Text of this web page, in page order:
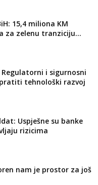
15,4 miliona KM
za zelenu tranziciju...
Regulatorni i sigurnosni
tehnološki razvoj
Uspješne su banke
rizicima
nam je prostor za još